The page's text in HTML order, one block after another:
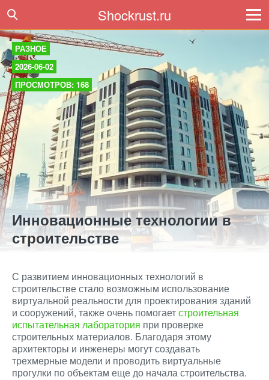
Shockrust.ru
РАЗНОЕ
2026-06-02
ПРОСМОТРОВ: 168
Инновационные технологии в
строительстве
С развитием инновационных технологий в
строительстве стало возможным использование
виртуальной реальности для проектирования зданий
и сооружений, также очень помогаетстроительная
испытательная лаборатория при проверке
строительных материалов. Благодаря этому
архитекторы и инженеры могут создавать
трехмерные модели и проводить виртуальные
прогулки по объектам еще до начала строительства.